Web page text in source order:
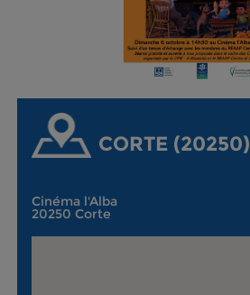
CORTE (20250)
Cinéma l'Alba
20250 Corte